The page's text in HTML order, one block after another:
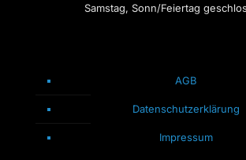
Samstag, Sonn/Feiertag
AGB
Datenschutzerklärung
Impressum